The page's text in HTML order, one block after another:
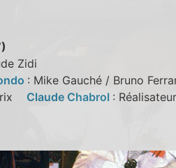
Zidi
: Mike Gauché / Bruno
Claude Chabrol :